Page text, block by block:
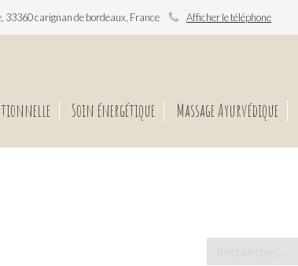
33360 carignan de bordeaux, France Afficher le téléphone
Soin énergétique Massage Ayurvédique